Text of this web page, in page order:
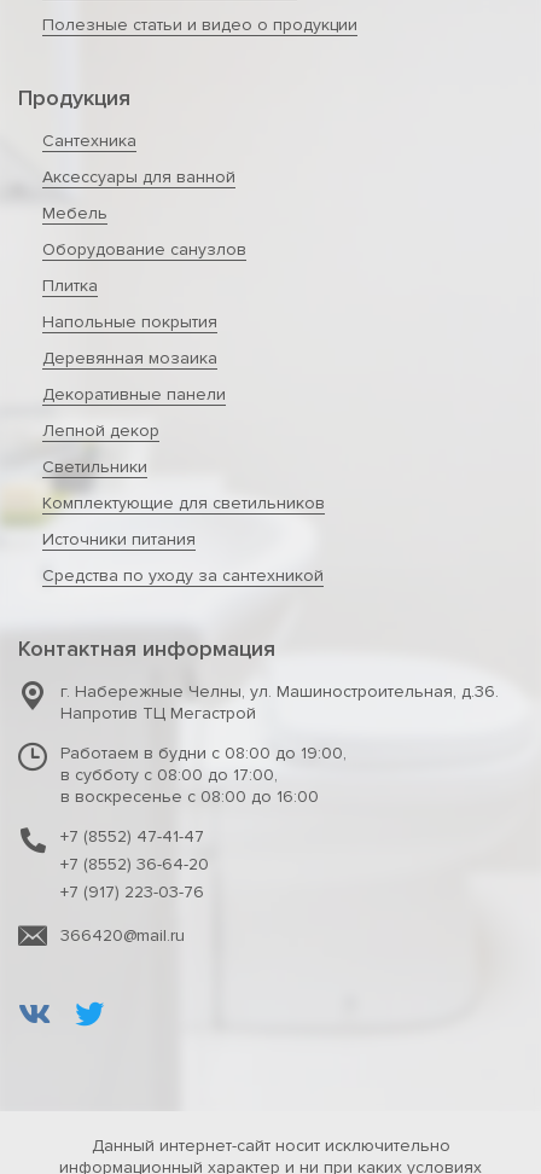
Полезные статьи и видео о продукции
Продукция
Сантехника
Аксессуары для ванной
Мебель
Оборудование санузлов
Плитка
Напольные покрытия
Деревянная мозаика
Декоративные панели
Лепной декор
Светильники
Комплектующие для светильников
Источники питания
Средства по уходу за сантехникой
Контактная информация
г. Набережные Челны, ул. Машиностроительная, д.36.
Напротив ТЦ Мегастрой
Работаем в будни с 08:00 до 19:00,
в субботу с 08:00 до 17:00,
в воскресенье с 08:00 до 16:00
+7 (8552) 47-41-47
+7 (8552) 36-64-20
+7 (917) 223-03-76
366420@mail.ru
Данный интернет-сайт носит исключительно
информационный характер и ни при каких условиях